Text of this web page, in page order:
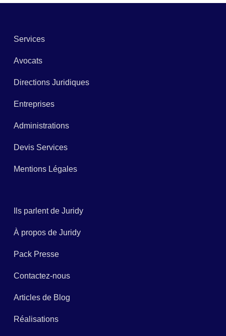
Services
Avocats
Directions Juridiques
Entreprises
Administrations
Devis Services
Mentions Légales
Ils parlent de Juridy
À propos de Juridy
Pack Presse
Contactez-nous
Articles de Blog
Réalisations